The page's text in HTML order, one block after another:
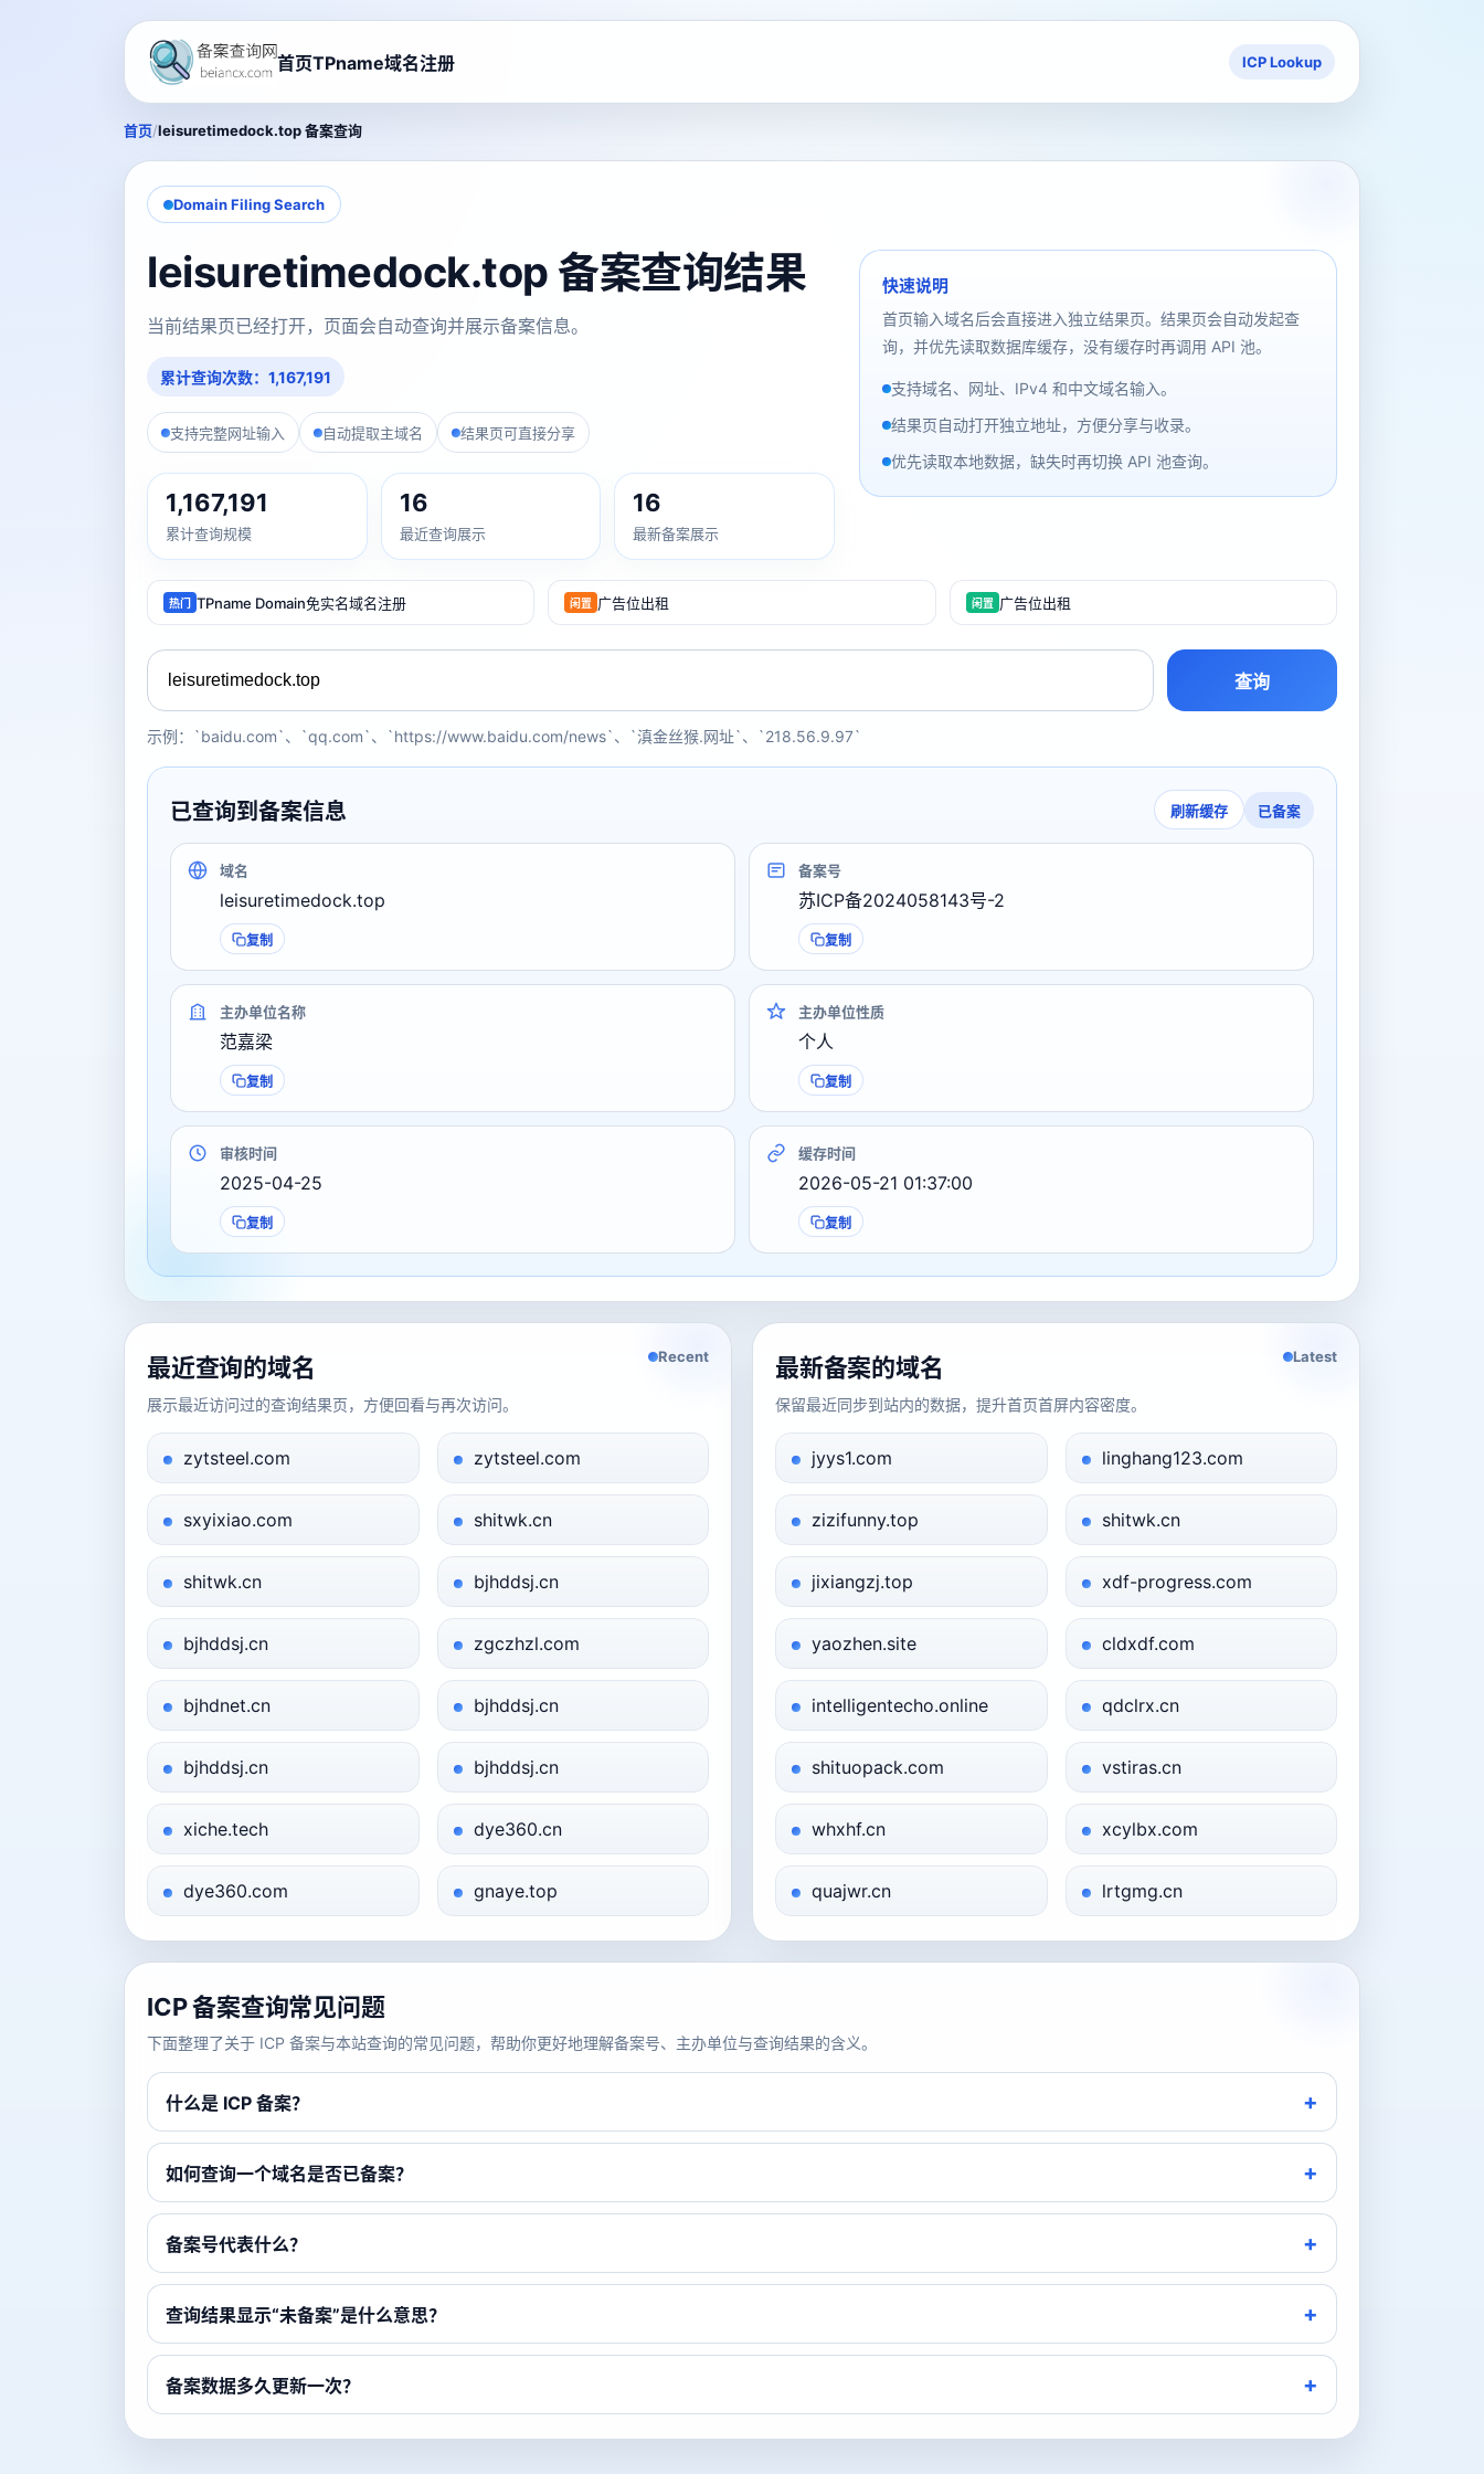
首页TPname域名注册 ICP Lookup
首页/leisuretimedock.top 备案查询
Domain Filing Search
leisuretimedock.top 备案查询结果
当前结果页已经打开，页面会自动查询并展示备案信息。
累计查询次数：1,167,191
支持完整网址输入 自动提取主域名 结果页可直接分享
1,167,191
累计查询规模
16
最近查询展示
16
最新备案展示
快速说明
首页输入域名后会直接进入独立结果页。结果页会自动发起查
询，并优先读取数据库缓存，没有缓存时再调用 API 池。
支持域名、网址、IPv4 和中文域名输入。
结果页自动打开独立地址，方便分享与收录。
优先读取本地数据，缺失时再切换 API 池查询。
热门 TPname Domain免实名域名注册 闲置 广告位出租 闲置 广告位出租
查询
示例：`baidu.com`、`qq.com`、`https://www.baidu.com/news`、`滇金丝猴.网址`、`218.56.9.97`
已查询到备案信息 刷新缓存 已备案
域名
leisuretimedock.top
复制
备案号
苏ICP备2024058143号-2
复制
主办单位名称
范嘉梁
复制
主办单位性质
个人
复制
审核时间
2025-04-25
复制
缓存时间
2026-05-21 01:37:00
复制
最近查询的域名
展示最近访问过的查询结果页，方便回看与再次访问。
Recent
zytsteel.com zytsteel.com
sxyixiao.com shitwk.cn
shitwk.cn bjhddsj.cn
bjhddsj.cn zgczhzl.com
bjhdnet.cn bjhddsj.cn
bjhddsj.cn bjhddsj.cn
xiche.tech dye360.cn
dye360.com gnaye.top
最新备案的域名
保留最近同步到站内的数据，提升首页首屏内容密度。
Latest
jyys1.com linghang123.com
zizifunny.top shitwk.cn
jixiangzj.top xdf-progress.com
yaozhen.site cldxdf.com
intelligentecho.online qdclrx.cn
shituopack.com vstiras.cn
whxhf.cn xcylbx.com
quajwr.cn lrtgmg.cn
ICP 备案查询常见问题
下面整理了关于 ICP 备案与本站查询的常见问题，帮助你更好地理解备案号、主办单位与查询结果的含义。
什么是 ICP 备案？
如何查询一个域名是否已备案？
备案号代表什么？
查询结果显示“未备案”是什么意思？
备案数据多久更新一次？